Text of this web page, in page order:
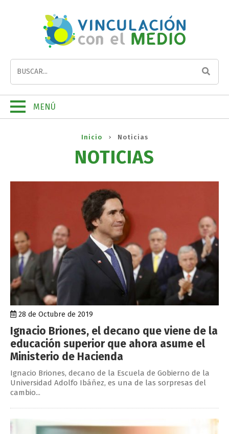
MENÚ
Inicio Noticias
NOTICIAS
28 de Octubre de 2019
Ignacio Briones, el decano que viene de la
educación superior que ahora asume el
Ministerio de Hacienda
Ignacio Briones, decano de la Escuela de Gobierno de la
Universidad Adolfo Ibáñez, es una de las sorpresas del
cambio...